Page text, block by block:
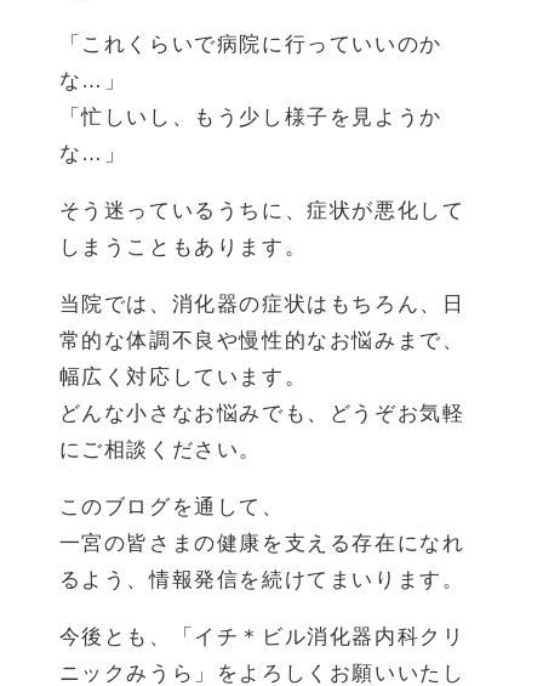
「これくらいで病院に行っていいのか
な…」
「忙しいし、もう少し様子を見ようか
な…」
そう迷っているうちに、症状が悪化して
しまうこともあります。
当院では、消化器の症状はもちろん、日
常的な体調不良や慢性的なお悩みまで、
幅広く対応しています。
どんな小さなお悩みでも、どうぞお気軽
にご相談ください。
このブログを通して、
一宮の皆さまの健康を支える存在になれ
るよう、情報発信を続けてまいります。
今後とも、「イチ＊ビル消化器内科クリ
ニックみうら」をよろしくお願いいたし